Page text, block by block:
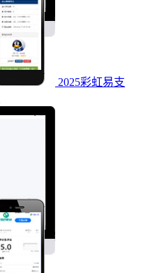
2025彩虹易支